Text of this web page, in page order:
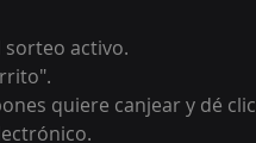
sorteo activo.
quiere canjear y dé